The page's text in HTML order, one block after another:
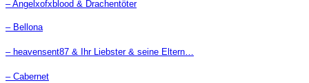
– Angelxofxblood & Drachentöter
– Bellona
– heavensent87 & Ihr Liebster & seine Eltern…
– Cabernet